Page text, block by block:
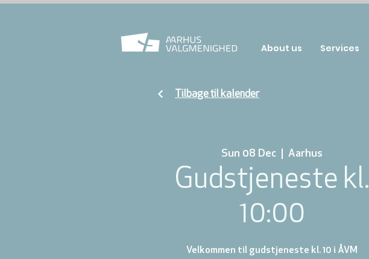
Sun 08 Dec
  |
Aarhus
Gudstjeneste kl.
10:00
Velkommen til gudstjeneste kl. 10 i ÅVM
Tilbage til kalender
About us Services